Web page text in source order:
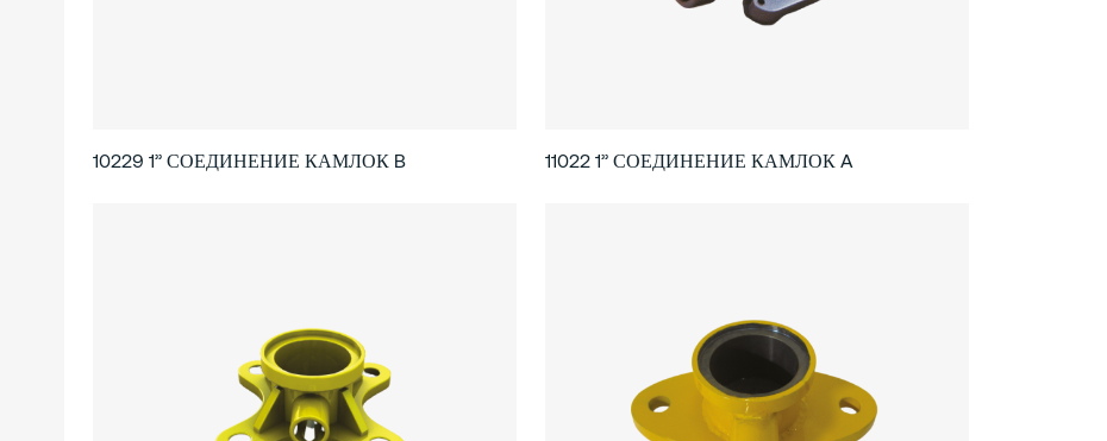
10229 1’’ СОЕДИНЕНИЕ КАМЛОК B 11022 1’’ СОЕДИНЕНИЕ КАМЛОК A